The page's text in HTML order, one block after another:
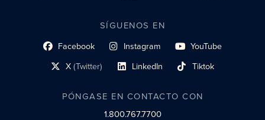
SÍGUENOS EN
Facebook
enlace al perfil social Instagram
enlace de perfil social YouTube
enlace de perfil social
X(Twitter)
enlace al perfil social LinkedIn
enlace al perfil social Tiktok
enlace al perfil social
PÓNGASE EN CONTACTO CON
1.800.767.7700